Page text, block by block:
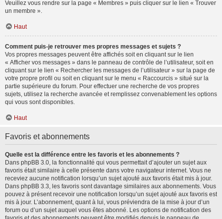
Veuillez vous rendre sur la page « Membres » puis cliquer sur le lien « Trouver
un membre ».
Haut
Comment puis-je retrouver mes propres messages et sujets ?
Vos propres messages peuvent être affichés soit en cliquant sur le lien
« Afficher vos messages » dans le panneau de contrôle de l’utilisateur, soit en
cliquant sur le lien « Rechercher les messages de l’utilisateur » sur la page de
votre propre profil ou soit en cliquant sur le menu « Raccourcis » situé sur la
partie supérieure du forum. Pour effectuer une recherche de vos propres
sujets, utilisez la recherche avancée et remplissez convenablement les options
qui vous sont disponibles.
Haut
Favoris et abonnements
Quelle est la différence entre les favoris et les abonnements ?
Dans phpBB 3.0, la fonctionnalité qui vous permettait d’ajouter un sujet aux
favoris était similaire à celle présente dans votre navigateur internet. Vous ne
receviez aucune notification lorsqu’un sujet ajouté aux favoris était mis à jour.
Dans phpBB 3.3, les favoris sont davantage similaires aux abonnements. Vous
pouvez à présent recevoir une notification lorsqu’un sujet ajouté aux favoris est
mis à jour. L’abonnement, quant à lui, vous préviendra de la mise à jour d’un
forum ou d’un sujet auquel vous êtes abonné. Les options de notification des